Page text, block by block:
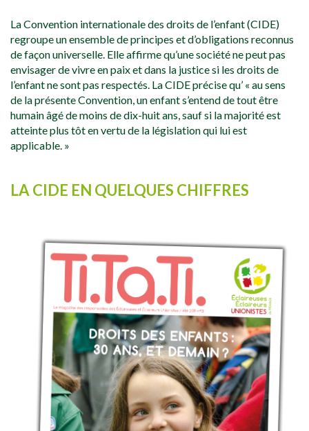
La Convention internationale des droits de l’enfant (CIDE)
regroupe un ensemble de principes et d’obligations reconnus
de façon universelle. Elle affirme qu’une société ne peut pas
envisager de vivre en paix et dans la justice si les droits de
l’enfant ne sont pas respectés. La CIDE précise qu’ « au sens
de la présente Convention, un enfant s’entend de tout être
humain âgé de moins de dix-huit ans, sauf si la majorité est
atteinte plus tôt en vertu de la législation qui lui est
applicable. »
LA CIDE EN QUELQUES CHIFFRES